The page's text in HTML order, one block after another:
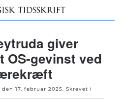
giver
OS-gevinst ved
den 17. februar 2025. Skrevet i